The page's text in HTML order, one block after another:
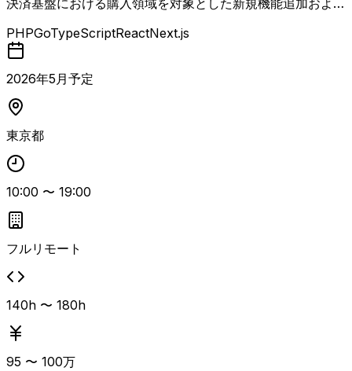
決済基盤における購入領域を対象とした新規機能追加および
Iやバッチ処理の開発に加え、TypeScriptやReact（Next.j
s）を用いたフロント寄りの実装も発生します。RDBMSを
利用した開発やシステム運用保守の経験に加え、AIを活用
した開発経験が求められます。 フルリモートでの参画が可
能で、長期継続を前提としたポジションです。
PHPGoTypeScriptReactNext.js
2026年5月予定
東京都
10:00 〜 19:00
フルリモート
140h 〜 180h
95 〜 100万